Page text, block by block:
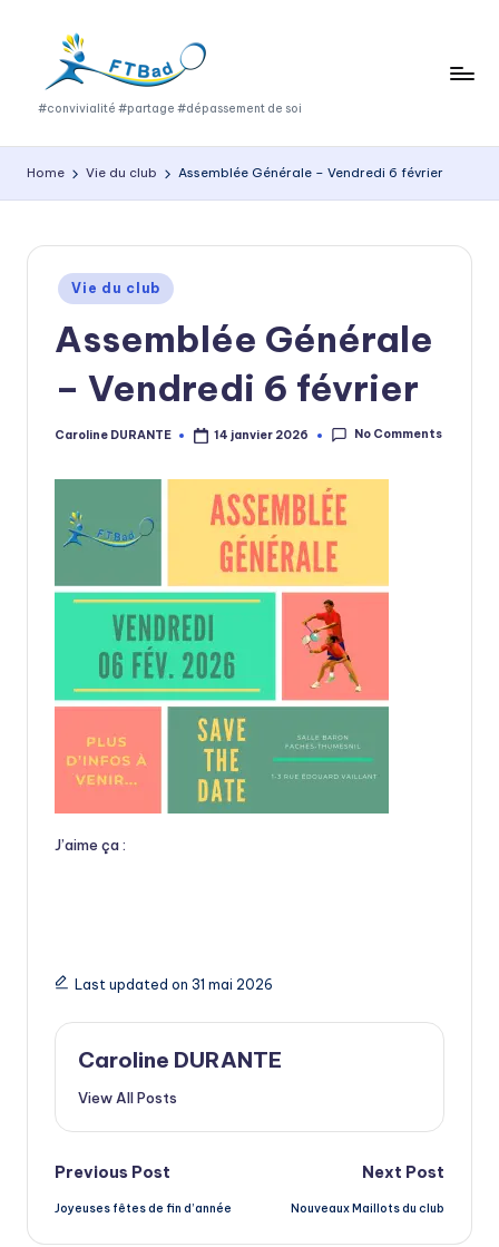
F
T
B
#convivialité #partage #dépassement de soi
Home Vie du club Assemblée Générale – Vendredi 6 février
Posted
in
Vie du club
Assemblée Générale
– Vendredi 6 février
Posted
Caroline DURANTE 14 janvier 2026 No Comments
J’aime ça :
Last updated on 31 mai 2026
Caroline DURANTE
View All Posts
Post
navigation
Previous Post
Joyeuses fêtes de fin d’année
Next Post
Nouveaux Maillots du club